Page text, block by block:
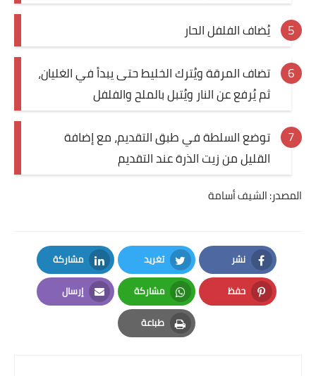
يُضاف الفلفل الحار
تضاف المرقة ويُترك الخليط حتى يبدأ في الغليان،
ثم يُرفع عن النار ويُتبل بالملح والفلفل
توضع السلطة في طبق التقديم، مع إضافة
القليل من زيت الذرة عند التقديم
المصدر: الشيف أسامة
نشر
Facebook
تغريد
Twitter
مشاركة
LinkedIn
حفظ
Pinterest
مشاركة
Whatsapp
إرسال
Email
طباعة
Print